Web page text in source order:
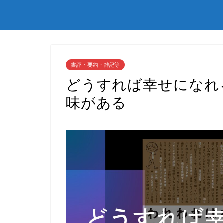
書評・要約・雑記等
どうすれば幸せにな
味がある